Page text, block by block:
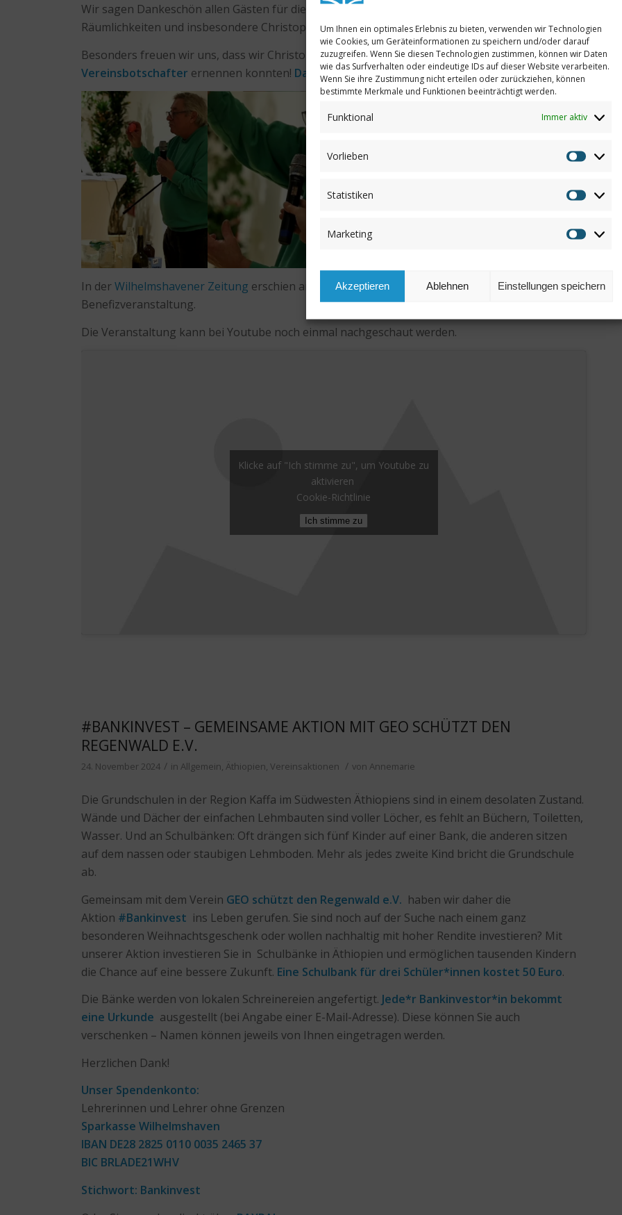
Um Ihnen ein optimales Erlebnis zu bieten, verwenden wir Technologien
wie Cookies, um Geräteinformationen zu speichern und/oder darauf
zuzugreifen. Wenn Sie diesen Technologien zustimmen, können wir Daten
wie das Surfverhalten oder eindeutige IDs auf dieser Website verarbeiten.
Wenn Sie ihre Zustimmung nicht erteilen oder zurückziehen, können
bestimmte Merkmale und Funktionen beeinträchtigt werden.
Funktional Immer aktiv
Vorlieben
Vorlieben
Statistiken
Marketing
Marketing
Akzeptieren Ablehnen Einstellungen speichern
Wir sagen Dankeschön allen Gästen für die Spenden, dem Wattenmeer-Besucherzentrum für die
Räumlichkeiten und insbesondere Christoph Biemann für den unterhaltsamen Abend!
Besonders freuen wir uns, dass wir Christoph am Abend als unseren dritten
Vereinsbotschafter ernennen konnten! Danke für dein Engagement, lieber Christoph!
In derWilhelmshavener Zeitung erschien am 19.12.24 ein toller Bericht über die
Benefizveranstaltung.
Die Veranstaltung kann bei Youtube noch einmal nachgeschaut werden.
Klicke auf "Ich stimme zu", um Youtube zu
aktivieren
Cookie-Richtlinie
Ich stimme zu
#BANKINVEST – GEMEINSAME AKTION MIT GEO SCHÜTZT DEN
REGENWALD E.V.
24. November 2024 / inAllgemein,Äthiopien,Vereinsaktionen / vonAnnemarie
Die Grundschulen in der Region Kaffa im Südwesten Äthiopiens sind in einem desolaten Zustand.
Wände und Dächer der einfachen Lehmbauten sind voller Löcher, es fehlt an Büchern, Toiletten,
Wasser. Und an Schulbänken: Oft drängen sich fünf Kinder auf einer Bank, die anderen sitzen
auf dem nassen oder staubigen Lehmboden. Mehr als jedes zweite Kind bricht die Grundschule
ab.
Gemeinsam mit dem Verein GEO schützt den Regenwald e.V. haben wir daher die
Aktion #Bankinvest ins Leben gerufen. Sie sind noch auf der Suche nach einem ganz
besonderen Weihnachtsgeschenk oder wollen nachhaltig mit hoher Rendite investieren? Mit
unserer Aktion investieren Sie in Schulbänke in Äthiopien und ermöglichen tausenden Kindern
die Chance auf eine bessere Zukunft. Eine Schulbank für drei Schüler*innen kostet 50 Euro.
Die Bänke werden von lokalen Schreinereien angefertigt. Jede*r Bankinvestor*in bekommt
eine Urkunde ausgestellt (bei Angabe einer E-Mail-Adresse). Diese können Sie auch
verschenken – Namen können jeweils von Ihnen eingetragen werden.
Herzlichen Dank!
Unser Spendenkonto:
Lehrerinnen und Lehrer ohne Grenzen
Sparkasse Wilhelmshaven
IBAN DE28 2825 0110 0035 2465 37
BIC BRLADE21WHV
Stichwort: Bankinvest